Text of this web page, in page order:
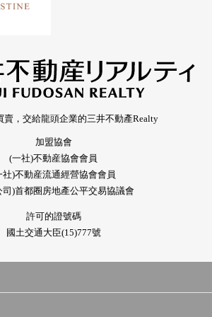
賣，交給龍頭企業的三井不動產Realty
加盟協會
(一社)不動産協會會員
社)不動産流通經營協會會員
司)首都圈房地產公平交易協議會
許可的證號碼
國土交通大臣(15)777號